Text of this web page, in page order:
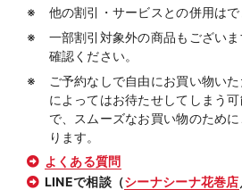
他の割引・サービスとの併用はで
一部割引対象外の商品もござい
確認ください。
ご予約なしで自由にお買い物い
によってはお待たせしてしまう
で、スムーズなお買い物のため
ります。
よくある質問
LINEで相談（シーナシーナ花巻店